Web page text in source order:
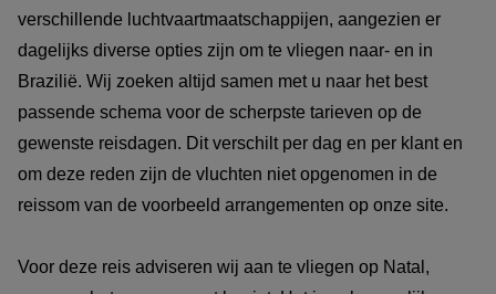
verschillende luchtvaartmaatschappijen, aangezien er
dagelijks diverse opties zijn om te vliegen naar- en in
Brazilië. Wij zoeken altijd samen met u naar het best
passende schema voor de scherpste tarieven op de
gewenste reisdagen. Dit verschilt per dag en per klant en
om deze reden zijn de vluchten niet opgenomen in de
reissom van de voorbeeld arrangementen op onze site.
Voor deze reis adviseren wij aan te vliegen op Natal,